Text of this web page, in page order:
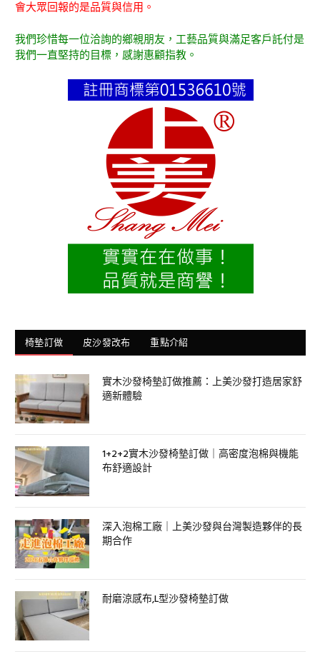
會大眾回報的是品質與信用。
我們珍惜每一位洽詢的鄉親朋友，工藝品質與滿足客戶託付是
我們一直堅持的目標，感謝惠顧指教。
椅墊訂做 皮沙發改布 重點介紹
實木沙發椅墊訂做推薦：上美沙發打造居家舒
適新體驗
1+2+2實木沙發椅墊訂做｜高密度泡棉與機能
布舒適設計
深入泡棉工廠｜上美沙發與台灣製造夥伴的長
期合作
耐磨涼感布,L型沙發椅墊訂做